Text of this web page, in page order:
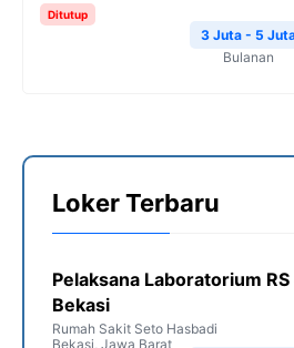
Ditutup
3 Juta - 5
Bulanan
Loker Terbaru
Pelaksana Laboratorium
Bekasi
Rumah Sakit Seto Hasbadi
Bekasi Jawa Barat